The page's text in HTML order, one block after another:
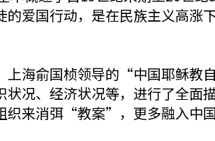
爱国行动，是在民族主义高涨
上海俞国桢领导的“中国耶稣教
况、经济状况等，进行了全面描
织来消弭“教案”，更多融入中